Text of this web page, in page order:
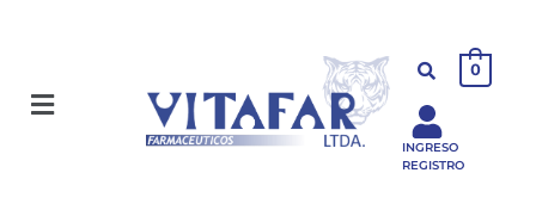
0
INGRESO
REGISTRO